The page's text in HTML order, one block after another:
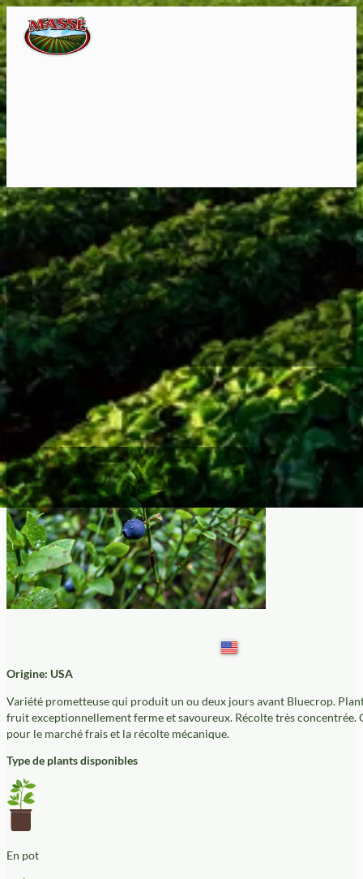
Draper
Origine: USA
Variété prometteuse qui produit un ou deux jours avant Bluecrop.
fruit exceptionnellement ferme et savoureux. Récolte très concentrée.
pour le marché frais et la récolte mécanique.
Type de plants disponibles
En pot